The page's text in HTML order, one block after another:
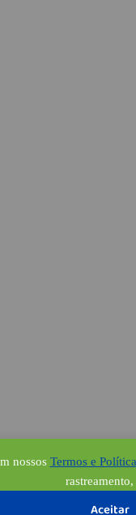
nossos Termos e
Aceitar